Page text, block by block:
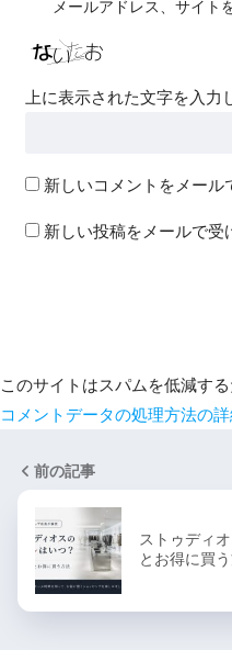
メールアドレス、サイト
上に表示された文字を入力
新しいコメントをメール
新しい投稿をメールで受
このサイトはスパムを低減す
コメントデータの処理方法の
前の記事
ストゥディ
とお得に買